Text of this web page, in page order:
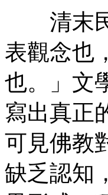
清末民
表觀念也
也。」文
寫出真正
可見佛教
缺乏認知